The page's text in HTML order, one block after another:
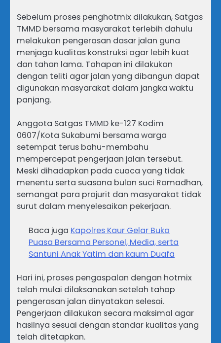
Sebelum proses penghotmix dilakukan, Satgas
TMMD bersama masyarakat terlebih dahulu
melakukan pengerasan dasar jalan guna
menjaga kualitas konstruksi agar lebih kuat
dan tahan lama. Tahapan ini dilakukan
dengan teliti agar jalan yang dibangun dapat
digunakan masyarakat dalam jangka waktu
panjang.
Anggota Satgas TMMD ke-127 Kodim
0607/Kota Sukabumi bersama warga
setempat terus bahu-membahu
mempercepat pengerjaan jalan tersebut.
Meski dihadapkan pada cuaca yang tidak
menentu serta suasana bulan suci Ramadhan,
semangat para prajurit dan masyarakat tidak
surut dalam menyelesaikan pekerjaan.
Baca juga Kapolres Kaur Gelar Buka
Puasa Bersama Personel, Media, serta
Santuni Anak Yatim dan kaum Duafa
Hari ini, proses pengaspalan dengan hotmix
telah mulai dilaksanakan setelah tahap
pengerasan jalan dinyatakan selesai.
Pengerjaan dilakukan secara maksimal agar
hasilnya sesuai dengan standar kualitas yang
telah ditetapkan.